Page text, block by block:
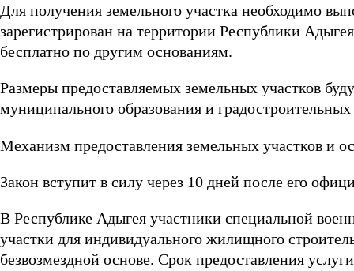
Для получения земельного участка необходимо
зарегистрирован на территории Республики
бесплатно по другим основаниям.
Размеры предоставляемых земельных участков
муниципального образования и градостроительных
Механизм предоставления земельных участков и
Закон вступит в силу через 10 дней после его
В Республике Адыгея участники специальной
участки для индивидуального жилищного
безвозмездной основе. Срок предоставления